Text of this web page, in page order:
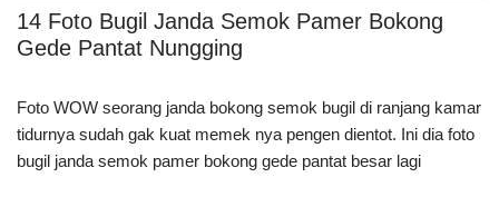
14 Foto Bugil Janda Semok Pamer Bokong
Gede Pantat Nungging
Foto WOW seorang janda bokong semok bugil di ranjang kamar
tidurnya sudah gak kuat memek nya pengen dientot. Ini dia foto
bugil janda semok pamer bokong gede pantat besar lagi